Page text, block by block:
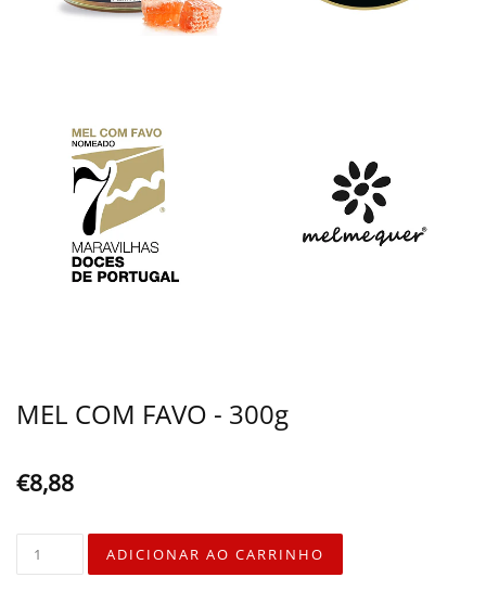
MEL COM FAVO - 300g
€8,88